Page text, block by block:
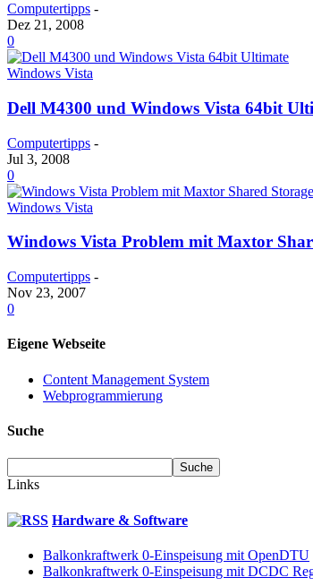
Computertipps -
Dez 21, 2008
0
Windows Vista
Dell M4300 und Windows Vista 64bit
Computertipps -
Jul 3, 2008
0
Windows Vista
Windows Vista Problem mit Maxtor
Computertipps -
Nov 23, 2007
0
Eigene Webseite
Content Management System
Webprogrammierung
Suche
Links
Hardware & Software
Balkonkraftwerk 0-Einspeisung mit OpenDTU
Balkonkraftwerk 0-Einspeisung mit DCDC